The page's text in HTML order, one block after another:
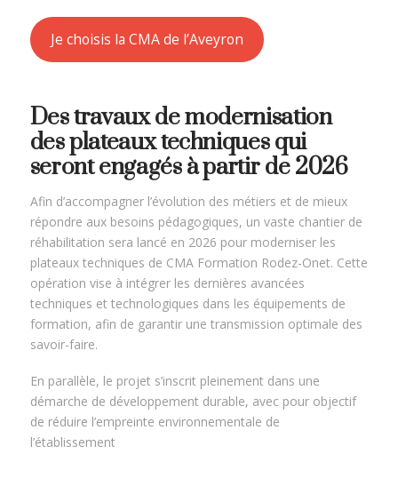
Je choisis la CMA de l’Aveyron
Des travaux de modernisation
des plateaux techniques qui
seront engagés à partir de 2026
Afin d’accompagner l’évolution des métiers et de mieux
répondre aux besoins pédagogiques, un vaste chantier de
réhabilitation sera lancé en 2026 pour moderniser les
plateaux techniques de CMA Formation Rodez-Onet. Cette
opération vise à intégrer les dernières avancées
techniques et technologiques dans les équipements de
formation, afin de garantir une transmission optimale des
savoir-faire.
En parallèle, le projet s’inscrit pleinement dans une
démarche de développement durable, avec pour objectif
de réduire l’empreinte environnementale de
l’établissement